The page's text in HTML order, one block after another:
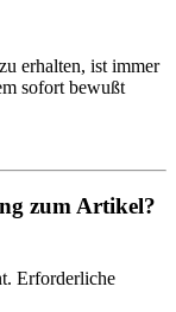
erhalten, ist immer
sofort bewußt
zum Artikel?
Erforderliche